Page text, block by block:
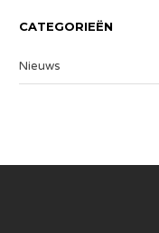
CATEGORIEËN
Nieuws